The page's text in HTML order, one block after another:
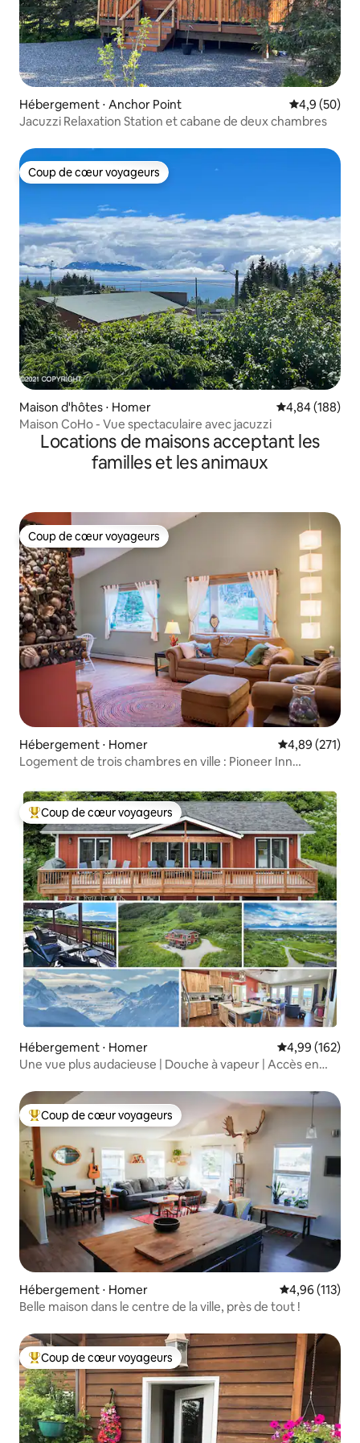
Hébergement ⋅ Anchor Point Évaluation
4,9 (50)
Jacuzzi Relaxation Station et cabane de deux chambres
Coup de cœur voyageurs
Coup de cœur voyageurs
Maison d'hôtes ⋅ Homer Évaluation
4,84 (188)
Maison CoHo - Vue spectaculaire avec jacuzzi
Locations de maisons acceptant les
familles et les animaux
Coup de cœur voyageurs
Coup de cœur voyageurs
Hébergement ⋅ Homer Évaluation
4,89 (271)
Logement de trois chambres en ville : Pioneer Inn
Coups de cœur voyageurs les plus appréciés
Coup de cœur voyageurs
Hébergement ⋅ Homer Évaluation
4,99 (162)
Une vue plus audacieuse | Douche à vapeur | Accès en
Coups de cœur voyageurs les plus appréciés
Coup de cœur voyageurs
Hébergement ⋅ Homer Évaluation
4,96 (113)
Belle maison dans le centre de la ville, près de tout !
Coups de cœur voyageurs les plus appréciés
Coup de cœur voyageurs